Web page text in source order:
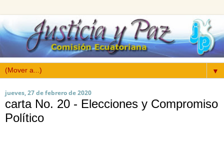
▼
jueves, 27 de febrero de 2020
carta No. 20 - Elecciones y Compromiso
Político